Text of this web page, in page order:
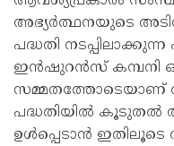
അഭ്യർത്ഥനയുടെ
പദ്ധതി
ഇൻഷുറൻസ് കമ്പനി
സമ്മതത്തോടെയാണ്
പദ്ധതിയിൽ
ഉൾപ്പെടാൻ